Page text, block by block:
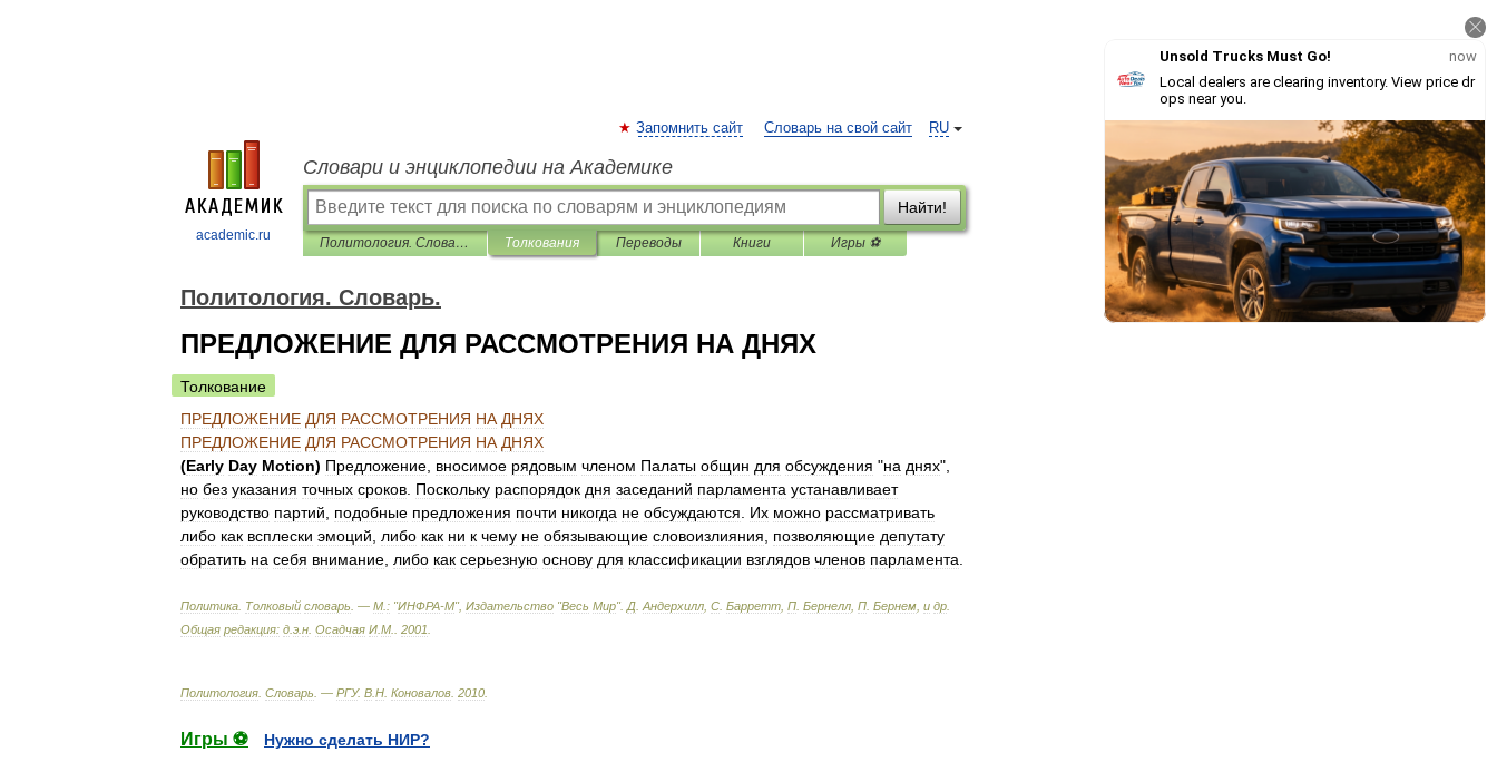
academic.ru
RU
Запомнить сайт Словарь на свой сайт
Словари и энциклопедии на Академике
Найти!
Политология. Словарь. Толкования Переводы Книги Игры ⚽
Политология. Словарь.
ПРЕДЛОЖЕНИЕ ДЛЯ РАССМОТРЕНИЯ НА ДНЯХ
Толкование
ПРЕДЛОЖЕНИЕ ДЛЯ РАССМОТРЕНИЯ НА ДНЯХ
ПРЕДЛОЖЕНИЕ ДЛЯ РАССМОТРЕНИЯ НА ДНЯХ
(Early Day Motion) Предложение вносимое рядовым членом Палаты общин для обсуждения "на днях",
но без указания точных сроков Поскольку распорядок дня заседаний парламента устанавливает
руководство партий подобные предложения почти никогда не обсуждаются Их можно рассматривать
либо как всплески эмоций либо как ни к чему не обязывающие словоизлияния позволяющие депутату
обратить на себя внимание либо как серьезную основу для классификации взглядов членов парламента
Политика Толковый словарь . — М : "ИНФРА-М", Издательство "Весь Мир". Д Андерхилл С Барретт П Бернелл П Бернем и др
Общая редакция: д э н Осадчая И М 2001
Политология Словарь . — РГУ. В Н Коновалов 2010
Игры ⚽
Нужно сделать НИР?